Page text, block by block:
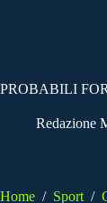
PROBABILI
Redazione
Home / Sport /